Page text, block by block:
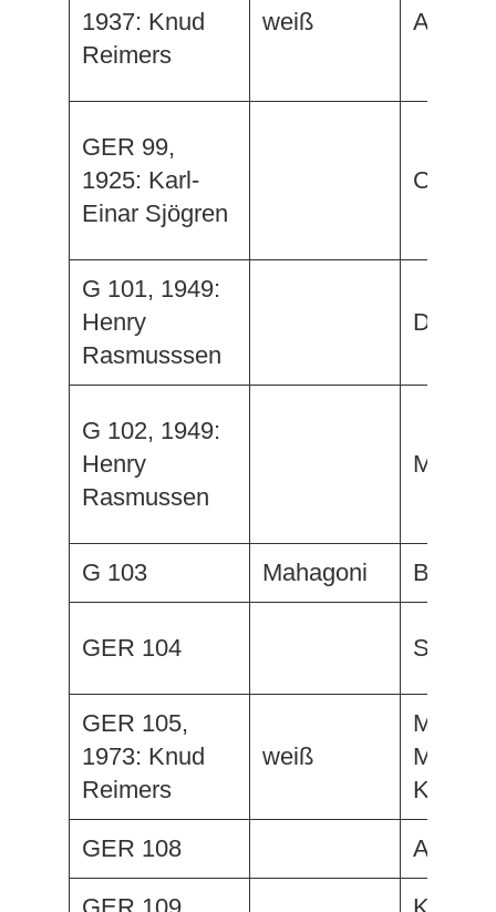
1937: Knud
Reimers
weiß Aloha
GER 99,
1925: Karl-
Einar Sjögren
Cobra
G 101, 1949:
Henry
Rasmusssen
Duca II
G 102, 1949:
Henry
Rasmussen
G 103 Mahagoni Bijou II
GER 104 Saphir
GER 105,
1973: Knud
Reimers
weiß
Mais
Menos,
Kialoa
GER 108